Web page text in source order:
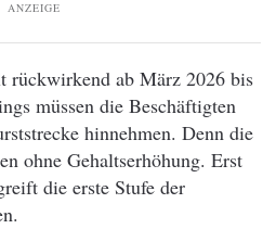
ANZEIGE
rückwirkend ab März 2026 bis
müssen die Beschäftigten
hinnehmen. Denn die
ohne Gehaltserhöhung. Erst
die erste Stufe der